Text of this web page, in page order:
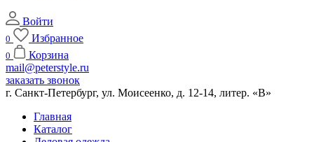
Войти
0 Избранное
0
Корзина
mail@peterstyle.ru
заказать звонок
г. Санкт-Петербург, ул. Моисеенко, д. 12-14, литер. «В»
Главная
Каталог